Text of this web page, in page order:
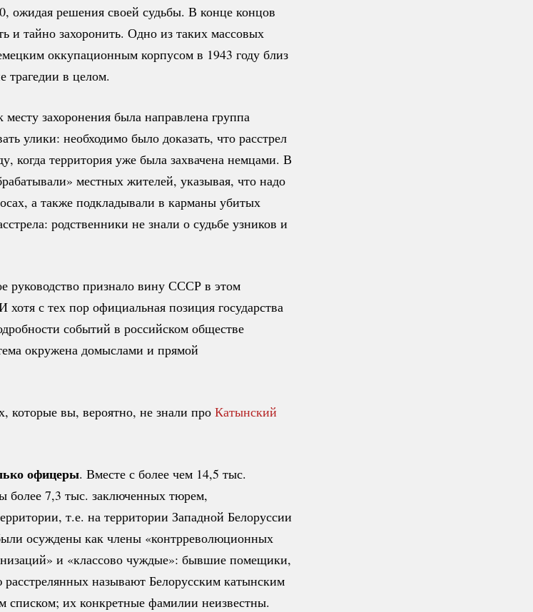
ожидая решения своей судьбы. В конце концов
и тайно захоронить. Одно из таких массовых
оккупационным корпусом в 1943 году близ
трагедии в целом.
захоронения была направлена группа
улики: необходимо было доказать, что расстрел
когда территория уже была захвачена немцами. В
местных жителей, указывая, что надо
а также подкладывали в карманы убитых
родственники не знали о судьбе узников и
руководство признало вину СССР в этом
с тех пор официальная позиция государства
событий в российском обществе
окружена домыслами и прямой
которые вы, вероятно, не знали про Катынский
офицеры. Вместе с более чем 14,5 тыс.
более 7,3 тыс. заключенных тюрем,
т.е. на территории Западной Белоруссии
осуждены как члены «контрреволюционных
и «классово чуждые»: бывшие помещики,
называют Белорусским катынским
списком; их конкретные фамилии неизвестны.